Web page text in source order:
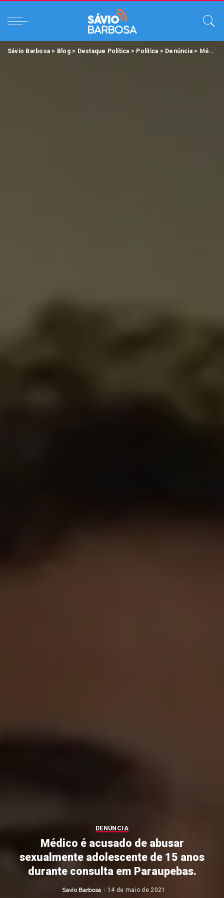
Sávio Barbosa > Blog> Destaque Política > Política > Denúncia> Médico é acusado de abusar sexualmente adolescente de 15 anos durante consulta em Paraupebas.
DENÚNCIA
Médico é acusado de abusar
sexualmente adolescente de 15 anos
durante consulta em Paraupebas.
Posted
Savio Barbosa 14 de maio de 2021